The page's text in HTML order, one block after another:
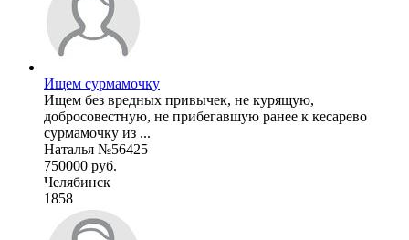
Ищем сурмамочку
Ищем без вредных привычек, не курящую,
добросовестную, не прибегавшую ранее к кесарево
сурмамочку из ...
Наталья №56425
750000 руб.
Челябинск
1858